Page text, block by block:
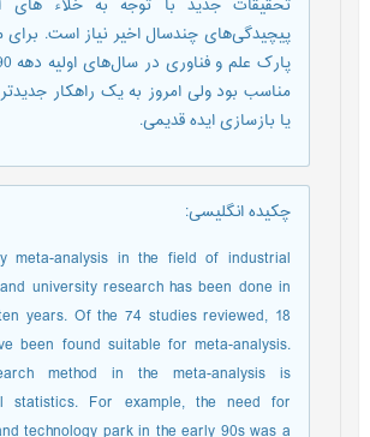
تحقیقات جدید با توجه به خلاء های
پیچیدگی‌های چندسال اخیر نیاز است. برای
مناسب بود ولی امروز به یک راهکار
یا بازسازی ایده قدیمی.
چکیده انگلیسی:
meta-analysis in the field of industrial
university research has been done in
years. Of the 74 studies reviewed, 18
been found suitable for meta-analysis.
method in the meta-analysis is
statistics. For example, the need for